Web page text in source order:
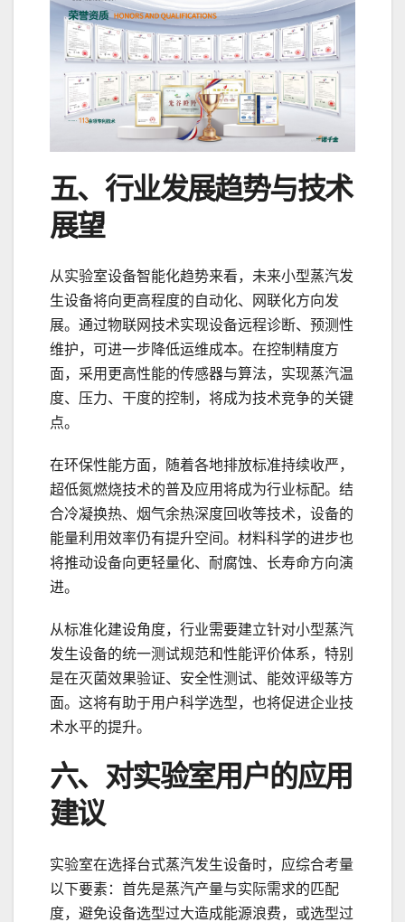
五、行业发展趋势与技术
展望
从实验室设备智能化趋势来看，未来小型蒸汽发
生设备将向更高程度的自动化、网联化方向发
展。通过物联网技术实现设备远程诊断、预测性
维护，可进一步降低运维成本。在控制精度方
面，采用更高性能的传感器与算法，实现蒸汽温
度、压力、干度的控制，将成为技术竞争的关键
点。
在环保性能方面，随着各地排放标准持续收严，
超低氮燃烧技术的普及应用将成为行业标配。结
合冷凝换热、烟气余热深度回收等技术，设备的
能量利用效率仍有提升空间。材料科学的进步也
将推动设备向更轻量化、耐腐蚀、长寿命方向演
进。
从标准化建设角度，行业需要建立针对小型蒸汽
发生设备的统一测试规范和性能评价体系，特别
是在灭菌效果验证、安全性测试、能效评级等方
面。这将有助于用户科学选型，也将促进企业技
术水平的提升。
六、对实验室用户的应用
建议
实验室在选择台式蒸汽发生设备时，应综合考量
以下要素：首先是蒸汽产量与实际需求的匹配
度，避免设备选型过大造成能源浪费，或选型过